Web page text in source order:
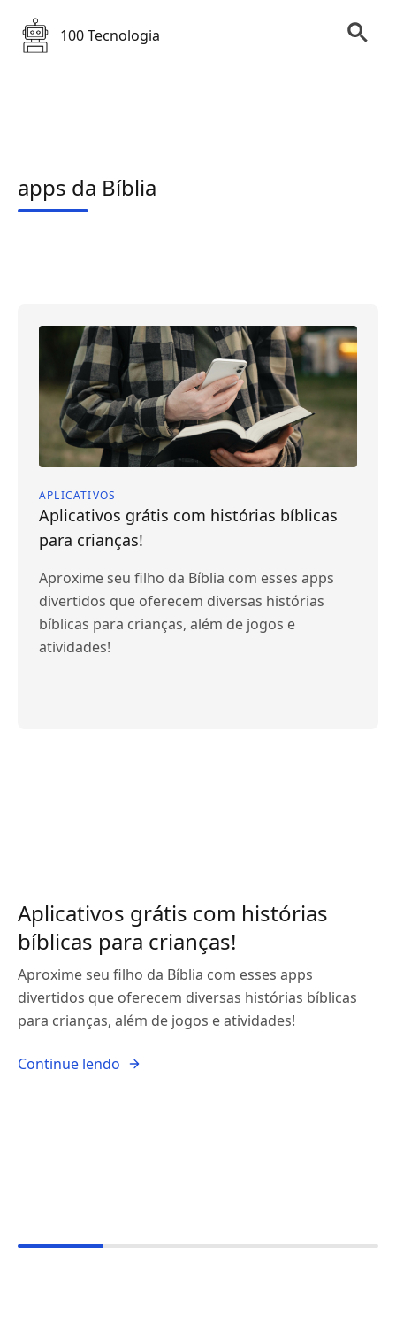
100 Tecnologia
apps da Bíblia
APLICATIVOS
Aplicativos grátis com histórias bíblicas
para crianças!
Aproxime seu filho da Bíblia com esses apps
divertidos que oferecem diversas histórias
bíblicas para crianças, além de jogos e
atividades!
Aplicativos grátis com histórias
bíblicas para crianças!
Aproxime seu filho da Bíblia com esses apps
divertidos que oferecem diversas histórias bíblicas
para crianças, além de jogos e atividades!
Continue lendo